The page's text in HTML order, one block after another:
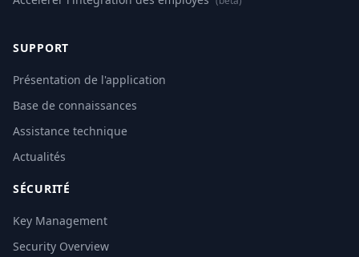
SUPPORT
Présentation de l'application
Base de connaissances
Assistance technique
Actualités
SÉCURITÉ
Key Management
Security Overview